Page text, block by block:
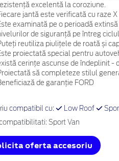
excelentă la coroziune.
jantă este verificată cu raze
examinată pe o perioadă
de siguranță pe întreg
reutiliza piulițele de roată și
proiectată special pentru
cerințe ascunse de îndeplinit -
să completeze stilul
de garanție FORD
compatibil cu: Low Roof
Sport Van
oferta accesoriu